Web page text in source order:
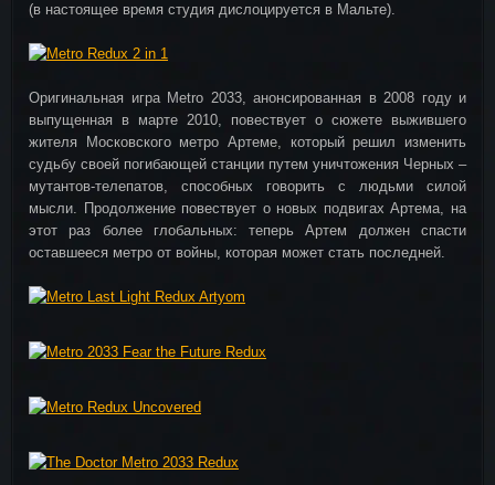
(в настоящее время студия дислоцируется в Мальте).
Оригинальная игра Metro 2033, анонсированная в 2008 году и
выпущенная в марте 2010, повествует о сюжете выжившего
жителя Московского метро Артеме, который решил изменить
судьбу своей погибающей станции путем уничтожения Черных –
мутантов-телепатов, способных говорить с людьми силой
мысли. Продолжение повествует о новых подвигах Артема, на
этот раз более глобальных: теперь Артем должен спасти
оставшееся метро от войны, которая может стать последней.